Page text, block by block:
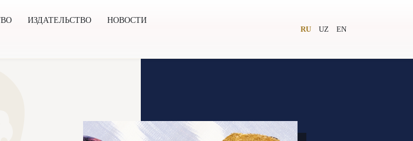
ИЗДАТЕЛЬСТВО
НОВОСТИ
RU UZ EN